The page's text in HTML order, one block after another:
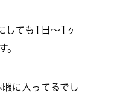
しても1日～1ヶ
。
に入ってるでし